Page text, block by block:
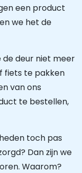
een product
we het de
deur niet meer
fiets te pakken
van ons
te bestellen,
toch pas
Dan zijn we
Waarom?